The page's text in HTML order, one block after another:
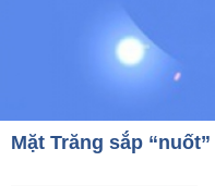
Mặt Trăng sắp